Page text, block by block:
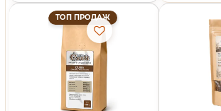
ТОП ПРОДАЖ